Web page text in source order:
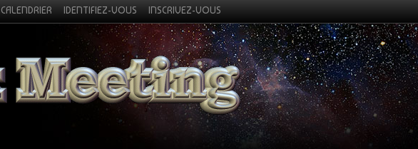
CALENDRIER IDENTIFIEZ-VOUS INSCRIVEZ-VOUS